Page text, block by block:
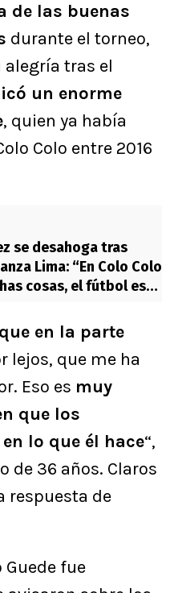
de las buenas
durante el torneo,
tras el
un enorme
, quien ya había
Colo entre 2016
se desahoga tras
Lima: “En Colo Colo
cosas, el fútbol es
en la parte
lejos, que me ha
Eso es muy
que los
lo que él hace“,
de 36 años. Claros
respuesta de
fue